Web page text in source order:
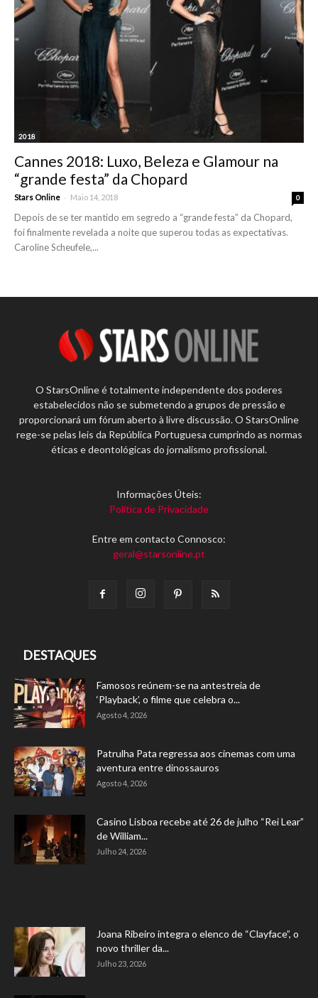
2018
Cannes 2018: Luxo, Beleza e Glamour na
“grande festa” da Chopard
Stars Online - Maio 14, 2018 0
Depois de se ter mantido em segredo a “grande festa” da Chopard,
foi finalmente revelada a noite que superou todas as expectativas.
Caroline Scheufele,...
O StarsOnline é totalmente independente dos poderes
estabelecidos não se submetendo a grupos de pressão e
proporcionará um fórum aberto à livre discussão. O StarsOnline
rege-se pelas leis da República Portuguesa cumprindo as normas
éticas e deontológicas do jornalismo profissional.
Informações Úteis:
Política de Privacidade
Entre em contacto Connosco:
geral@starsonline.pt
DESTAQUES
Famosos reúnem-se na antestreia de
‘Playback’, o filme que celebra o...
Agosto 4, 2026
Patrulha Pata regressa aos cinemas com uma
aventura entre dinossauros
Agosto 4, 2026
Casino Lisboa recebe até 26 de julho “Rei Lear”
de William...
Julho 24, 2026
Joana Ribeiro integra o elenco de “Clayface”, o
novo thriller da...
Julho 23, 2026